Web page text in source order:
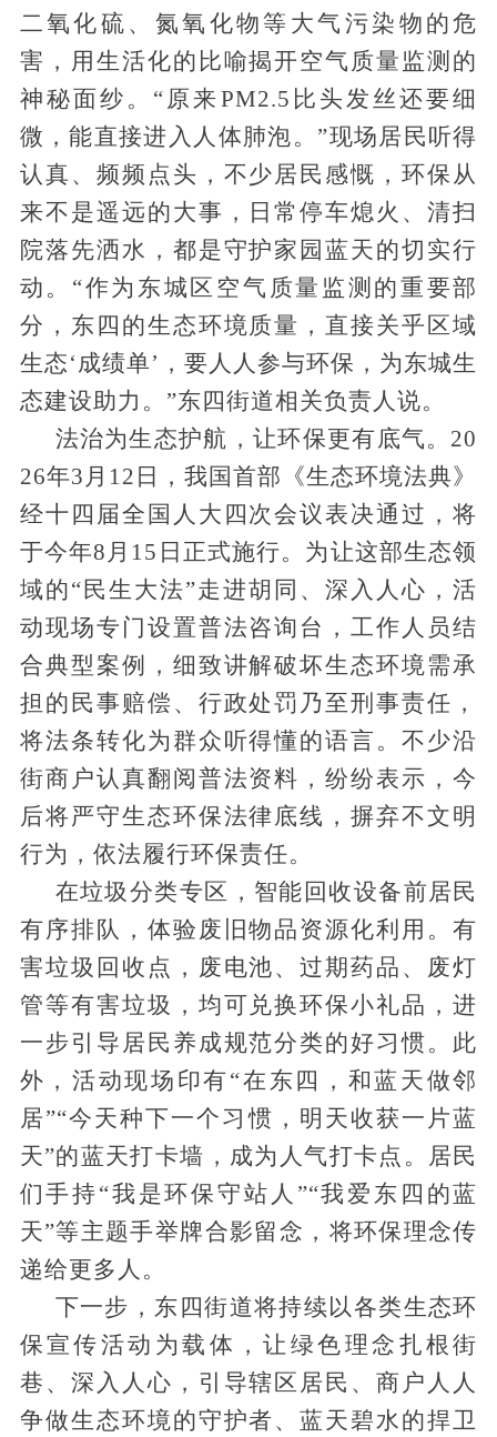
二氧化硫、氮氧化物等大气污染物的危
害，用生活化的比喻揭开空气质量监测的
神秘面纱。“原来PM2.5比头发丝还要细
微，能直接进入人体肺泡。”现场居民听得
认真、频频点头，不少居民感慨，环保从
来不是遥远的大事，日常停车熄火、清扫
院落先洒水，都是守护家园蓝天的切实行
动。“作为东城区空气质量监测的重要部
分，东四的生态环境质量，直接关乎区域
生态‘成绩单’，要人人参与环保，为东城生
态建设助力。”东四街道相关负责人说。
法治为生态护航，让环保更有底气。 20
26年3月12日，我国首部《生态环境法典》
经十四届全国人大四次会议表决通过，将
于今年8月15日正式施行。为让这部生态领
域的“民生大法”走进胡同、深入人心，活
动现场专门设置普法咨询台，工作人员结
合典型案例，细致讲解破坏生态环境需承
担的民事赔偿、行政处罚乃至刑事责任，
将法条转化为群众听得懂的语言。不少沿
街商户认真翻阅普法资料，纷纷表示，今
后将严守生态环保法律底线，摒弃不文明
行为，依法履行环保责任。
在垃圾分类专区，智能回收设备前居民
有序排队，体验废旧物品资源化利用。有
害垃圾回收点，废电池、过期药品、废灯
管等有害垃圾，均可兑换环保小礼品，进
一步引导居民养成规范分类的好习惯。此
外，活动现场印有“在东四，和蓝天做邻
居”“今天种下一个习惯，明天收获一片蓝
天”的蓝天打卡墙，成为人气打卡点。居民
们手持“我是环保守站人”“我爱东四的蓝
天”等主题手举牌合影留念，将环保理念传
递给更多人。
下一步，东四街道将持续以各类生态环
保宣传活动为载体，让绿色理念扎根街
巷、深入人心，引导辖区居民、商户人人
争做生态环境的守护者、蓝天碧水的捍卫